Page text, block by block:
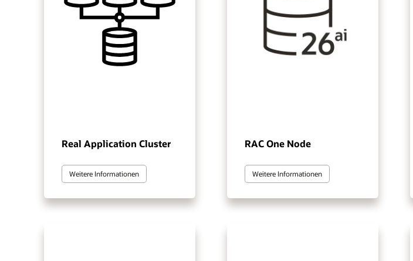
Real Application Cluster
Weitere Informationen
RAC One Node
Weitere Informationen